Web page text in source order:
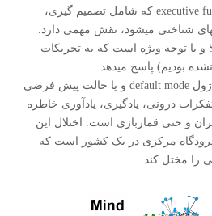
عملکردهای اجرایی executive function که شامل تصمیم گیری،
شناختی میشود، نقش مهمی دارد.
ماژول مهم دیگر ، Salience و یا توجه ویژه است که به تحریکات
بودیم) پاسخ میدهد.
ماژول بسیار مهم دیگر، ماژول default mode و یا حالت پیش فرضی
درونی، یادگیری، یادآوری خاطره
و حتی قماربازی است. اختلال این
فرودگاه مرکزی در یک کشور است که
را مختل کند.